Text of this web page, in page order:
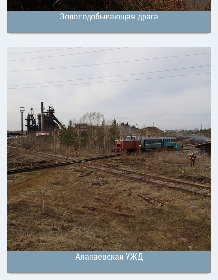
Золотодобывающая драга
Алапаевская УЖД